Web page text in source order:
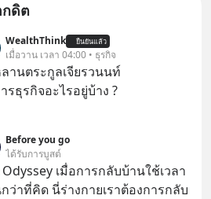
กดิต
WealthThink ยืนยันแล้ว
เมื่อวาน เวลา 04:00 • ธุรกิจ
านตระกูลเจียรวนนท์
รธุรกิจอะไรอยู่บ้าง ?
Before you go
ได้รับการบูสต์
เมื่อการกลับบ้านใช้เวลา
ว่าที่คิด นี่ร่างกายเราต้องการกลับ